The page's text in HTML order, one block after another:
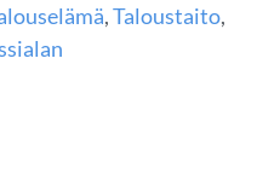
,Taloustaito,